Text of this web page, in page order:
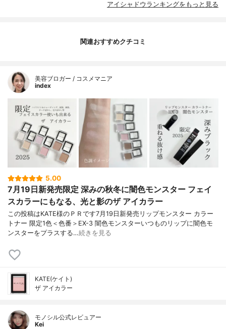
アイシャドウランキングをもっと見る
関連おすすめクチコミ
美容ブロガー / コスメマニア
index
5.00
7月19日新発売限定 深みの秋冬に闇色モンスター フェイ
スカラーにもなる、光と影のザ アイカラー
この投稿はKATE様のＰＲです7月19日新発売リップモンスター カラー
トナー 限定1色＜色番＞EX-3 闇色モンスターいつものリップに闇色モ
ンスターをプラスする…続きを見る
KATE(ケイト)
ザ アイカラー
モノシル公式レビュアー
Kei